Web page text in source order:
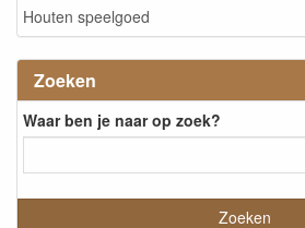
Houten speelgoed
Zoeken
Waar ben je naar op zoek?